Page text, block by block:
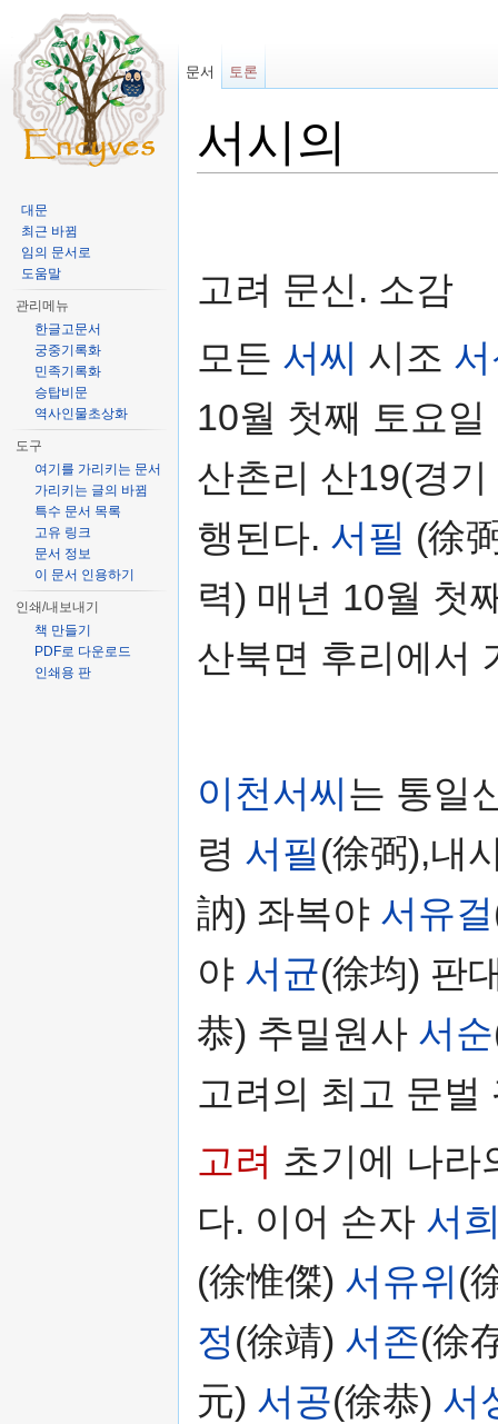
서시의
고려 문신. 소감
모든 서씨 시조
10월 첫째 토요
산촌리 산19(경
행된다. 서필 (徐
력) 매년 10월 첫
산북면 후리에서
이천서씨 는 통일
령 서필(徐弼),내
訥) 좌복야 서유걸
야 서균(徐均) 판
恭) 추밀원사 서순
고려의 최고 문
고려 초기에 나
다. 이어 손자 서
(徐惟傑) 서유위 (
정(徐靖) 서존(徐
元) 서공(徐恭) 서
문서 토론
대문
최근 바뀜
임의 문서로
도움말
관리메뉴
한글고문서
궁중기록화
민족기록화
승탑비문
역사인물초상화
도구
여기를 가리키는 문서
가리키는 글의 바뀜
특수 문서 목록
고유 링크
문서 정보
이 문서 인용하기
인쇄/내보내기
책 만들기
PDF로 다운로드
인쇄용 판